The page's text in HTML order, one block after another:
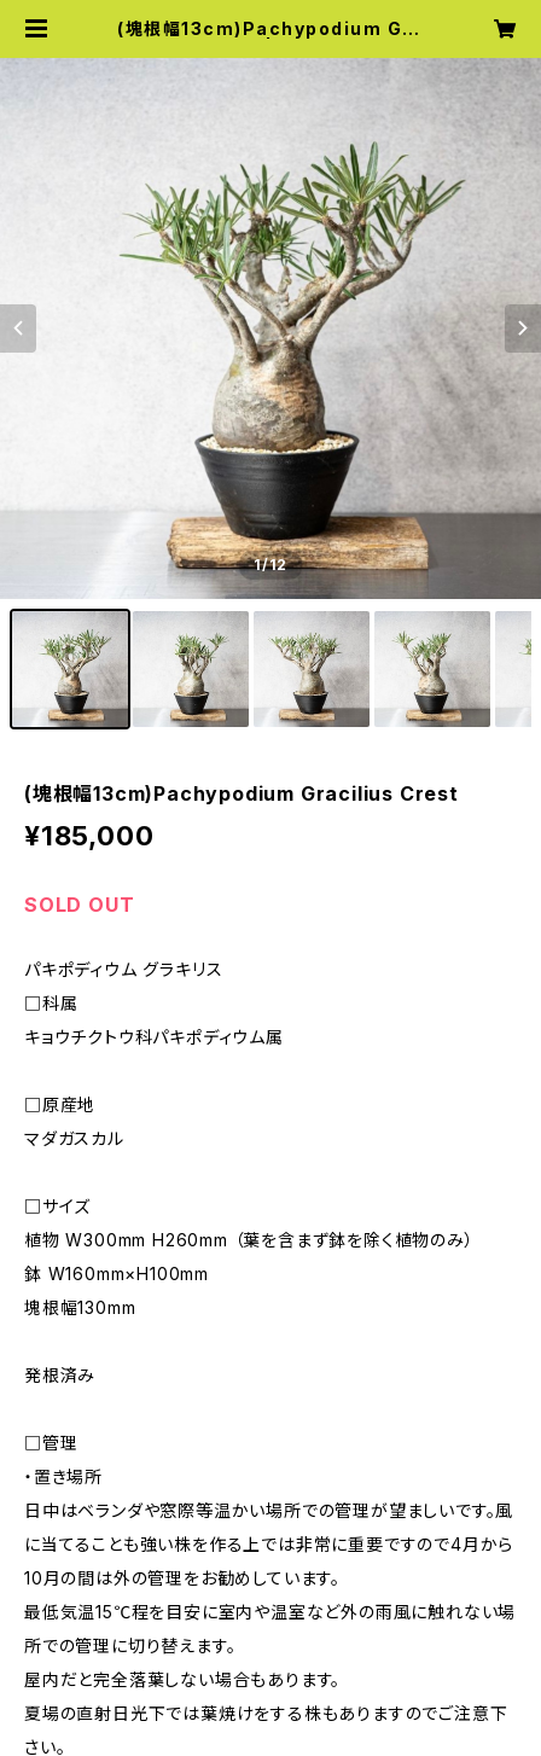
(塊根幅13cm)Pachypodium Gra
1/12
(塊根幅13cm)Pachypodium Gracilius Crest
¥185,000
SOLD OUT
パキポディウム グラキリス
□科属
キョウチクトウ科パキポディウム属
□原産地
マダガスカル
□サイズ
植物 W300mm H260mm （葉を含まず鉢を除く植物のみ）
鉢 W160mm×H100mm
塊根幅130mm
発根済み
□管理
・置き場所
日中はベランダや窓際等温かい場所での管理が望ましいです。風
に当てることも強い株を作る上では非常に重要ですので4月から
10月の間は外の管理をお勧めしています。
最低気温15℃程を目安に室内や温室など外の雨風に触れない場
所での管理に切り替えます。
屋内だと完全落葉しない場合もあります。
夏場の直射日光下では葉焼けをする株もありますのでご注意下
さい。